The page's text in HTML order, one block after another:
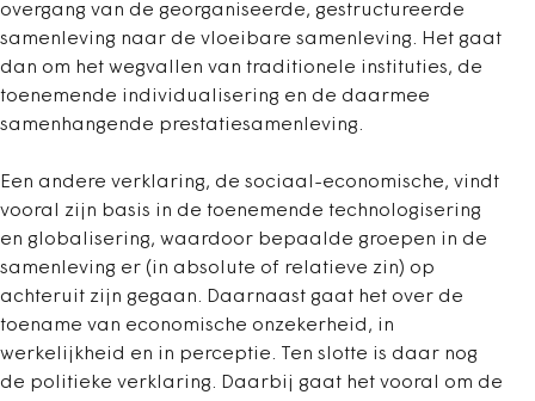
overgang van de georganiseerde, gestructureerde
samenleving naar de vloeibare samenleving. Het gaat
dan om het wegvallen van traditionele instituties, de
toenemende individualisering en de daarmee
samenhangende prestatiesamenleving.
Een andere verklaring, de sociaal-economische, vindt
vooral zijn basis in de toenemende technologisering
en globalisering, waardoor bepaalde groepen in de
samenleving er (in absolute of relatieve zin) op
achteruit zijn gegaan. Daarnaast gaat het over de
toename van economische onzekerheid, in
werkelijkheid en in perceptie. Ten slotte is daar nog
de politieke verklaring. Daarbij gaat het vooral om de